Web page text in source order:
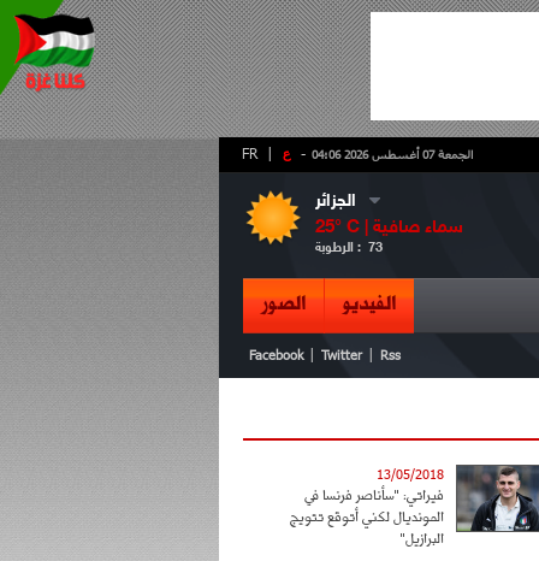
- ع FR الجمعة 07 أغسطس 2026 04:06
الجزائر
25° C | سماء صافية
الرطوبة : 73
الفيديو الصور
Facebook Twitter Rss
13/05/2018
فيراتي: "سأناصر فرنسا في
المونديال لكني أتوقع تتويج
البرازيل"